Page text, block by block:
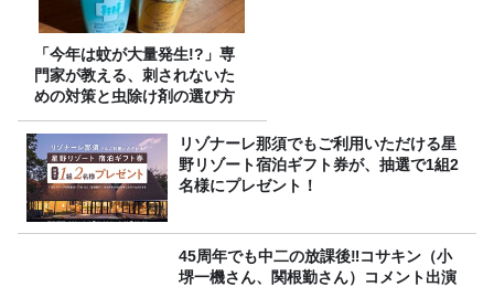
「今年は蚊が大量発生!?」専
門家が教える、刺されないた
めの対策と虫除け剤の選び方
リゾナーレ那須でもご利用いただける星
野リゾート宿泊ギフト券が、抽選で1組2
名様にプレゼント！
45周年でも中二の放課後‼コサキン（小
堺一機さん、関根勤さん）コメント出演